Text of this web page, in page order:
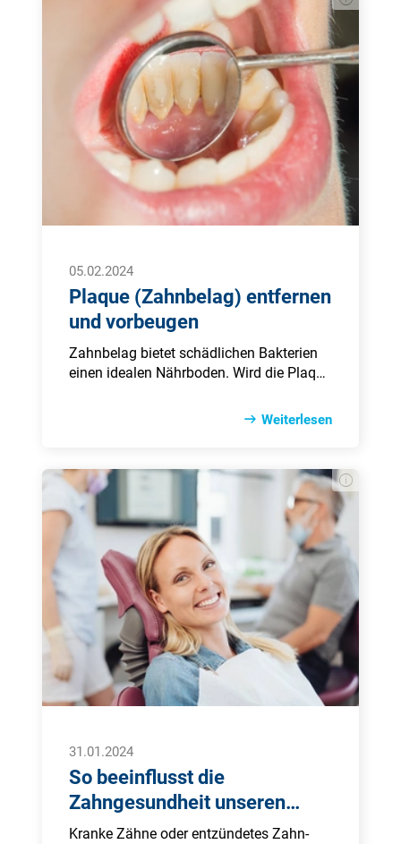
05.02.2024
Plaque (Zahnbelag) entfernen
und vorbeugen
Zahnbelag bietet schädlichen Bakterien
einen idealen Nährboden. Wird die Plaque
Risiko, an Zahnfleischentzündung,Weiterlesen
31.01.2024
So beeinflusst die
Zahngesundheit unseren
Körper
Kran­ke Zäh­ne oder ent­zün­de­tes Zahn­